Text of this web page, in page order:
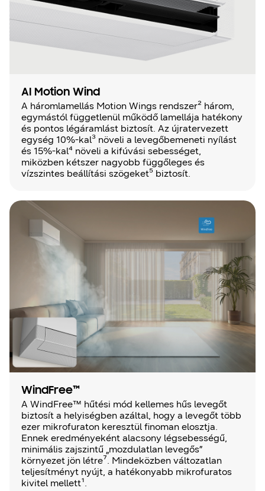
AI Motion Wind
A háromlamellás Motion Wings rendszer² három,
egymástól függetlenül működő lamellája hatékony
és pontos légáramlást biztosít. Az újratervezett
egység 10%-kal³ növeli a levegőbemeneti nyílást
és 15%-kal⁴ növeli a kifúvási sebességet,
miközben kétszer nagyobb függőleges és
vízszintes beállítási szögeket⁵ biztosít.
WindFree™
A WindFree™ hűtési mód kellemes hűs levegőt
biztosít a helyiségben azáltal, hogy a levegőt több
ezer mikrofuraton keresztül finoman elosztja.
Ennek eredményeként alacsony légsebességű,
minimális zajszintű „mozdulatlan levegős”
környezet jön létre⁷. Mindeközben változatlan
teljesítményt nyújt, a hatékonyabb mikrofuratos
kivitel mellett¹.